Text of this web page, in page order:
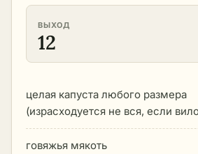
ВЫХОД
12
целая капуста любого размера
(израсходуется не вся, если
говяжья мякоть